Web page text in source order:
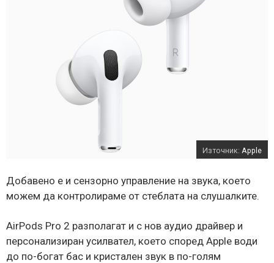
Източник: Apple
Добавено е и сензорно управление на звука, което
можем да контролираме от стеблата на слушалките.
AirPods Pro 2 разполагат и с нов аудио драйвер и
персонализиран усилвател, което според Apple води
до по-богат бас и кристален звук в по-голям